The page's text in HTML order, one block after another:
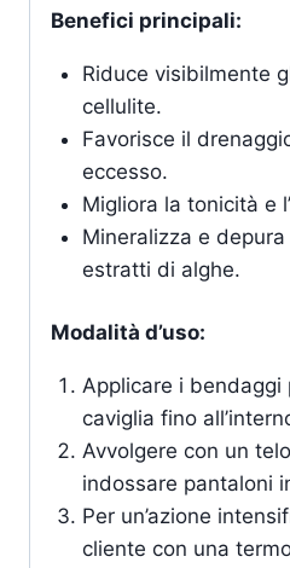
Benefici principali:
Riduce visibilmente
cellulite.
Favorisce il
eccesso.
Migliora la tonicità e
Mineralizza e
estratti di alghe.
Modalità d’uso:
Applicare i bendaggi
caviglia fino
Avvolgere con un
indossare pantaloni
Per un’azione
cliente con una